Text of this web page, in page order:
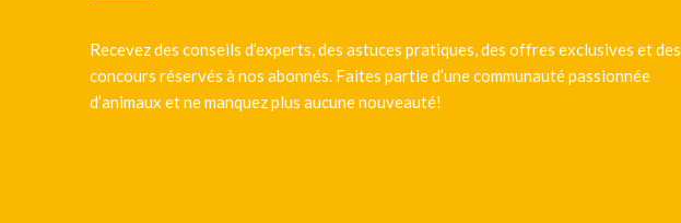
Recevez des conseils d’experts, des astuces pratiques, des offres exclusives et des
concours réservés à nos abonnés. Faites partie d’une communauté passionnée
d’animaux et ne manquez plus aucune nouveauté!